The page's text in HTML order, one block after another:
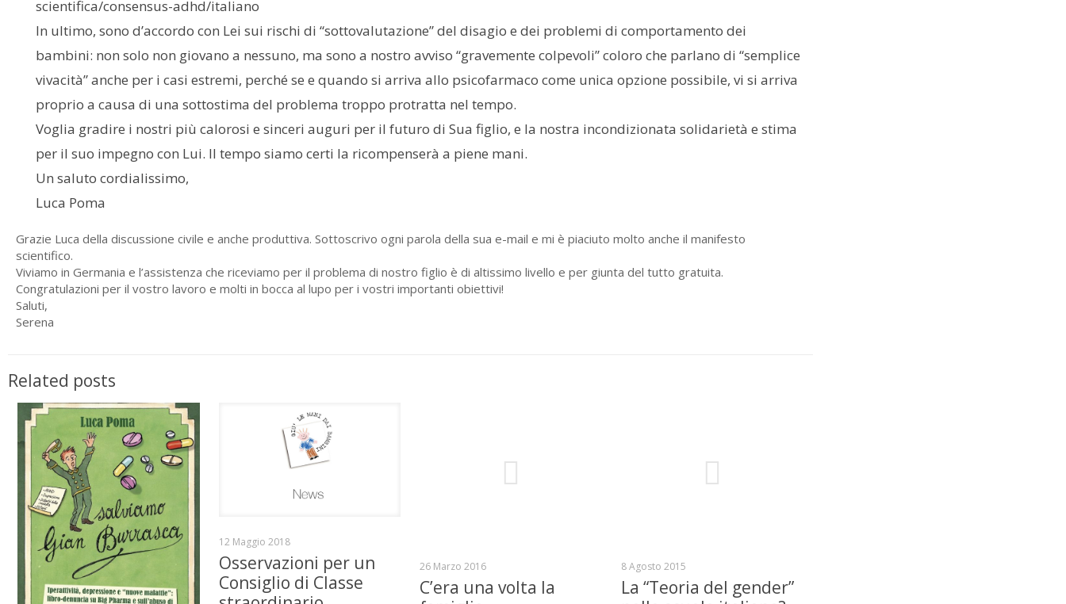
scientifica/consensus-adhd/italiano
In ultimo, sono d’accordo con Lei sui rischi di “sottovalutazione” del disagio e dei problemi di comportamento dei
bambini: non solo non giovano a nessuno, ma sono a nostro avviso “gravemente colpevoli” coloro che parlano di “semplice
vivacità” anche per i casi estremi, perché se e quando si arriva allo psicofarmaco come unica opzione possibile, vi si arriva
proprio a causa di una sottostima del problema troppo protratta nel tempo.
Voglia gradire i nostri più calorosi e sinceri auguri per il futuro di Sua figlio, e la nostra incondizionata solidarietà e stima
per il suo impegno con Lui. Il tempo siamo certi la ricompenserà a piene mani.
Un saluto cordialissimo,
Luca Poma
Grazie Luca della discussione civile e anche produttiva. Sottoscrivo ogni parola della sua e-mail e mi è piaciuto molto anche il manifesto
scientifico.
Viviamo in Germania e l’assistenza che riceviamo per il problema di nostro figlio è di altissimo livello e per giunta del tutto gratuita.
Congratulazioni per il vostro lavoro e molti in bocca al lupo per i vostri importanti obiettivi!
Saluti,
Serena
Related posts
12 Maggio 2018
Osservazioni per un
Consiglio di Classe
26 Marzo 2016
C’era una volta la
8 Agosto 2015
La “Teoria del gender”